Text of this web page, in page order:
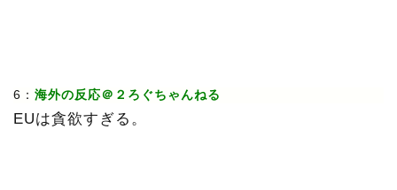
6： 海外の反応＠２ろぐちゃんねる
EUは貪欲すぎる。